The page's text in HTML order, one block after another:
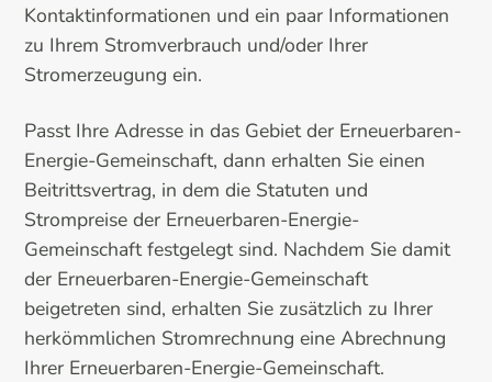
Kontaktinformationen und ein paar Informationen
zu Ihrem Stromverbrauch und/oder Ihrer
Stromerzeugung ein.
Passt Ihre Adresse in das Gebiet der Erneuerbaren-
Energie-Gemeinschaft, dann erhalten Sie einen
Beitrittsvertrag, in dem die Statuten und
Strompreise der Erneuerbaren-Energie-
Gemeinschaft festgelegt sind. Nachdem Sie damit
der Erneuerbaren-Energie-Gemeinschaft
beigetreten sind, erhalten Sie zusätzlich zu Ihrer
herkömmlichen Stromrechnung eine Abrechnung
Ihrer Erneuerbaren-Energie-Gemeinschaft.